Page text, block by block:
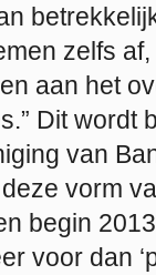
zelfs
aan het
Dit wordt
van
vorm
begin
voor dan